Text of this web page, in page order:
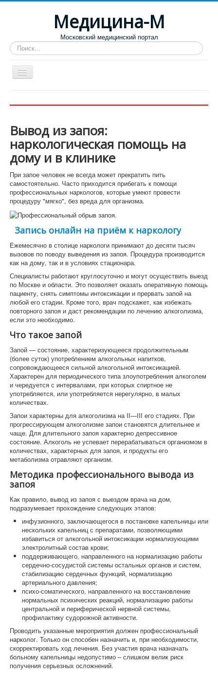
Медицина-М
Московский медицинский портал
Искать...
Роддома и женские консультации
Диспансеры
Лучшие специализированные клиники
Отзывы пациентов
Вывод из запоя:
наркологическая помощь на
дому и в клинике
При запое человек не всегда может прекратить пить
самостоятельно. Часто приходится прибегать к помощи
профессиональных наркологов, которые умеют провести
процедуру "мягко", без вреда для организма.
Запись онлайн на приём к наркологу
Ежемесячно в столице наркологи принимают до десяти тысяч
вызовов по поводу выведения из запоя. Процедура производится
как на дому, так и в условиях стационара.
Специалисты работают круглосуточно и могут осуществить выезд
по Москве и области. Это позволяет оказать оперативную помощь
пациенту, снять симптомы интоксикации и прервать запой на
любой его стадии. Кроме того, врач подскажет, как избежать
повторного запоя и даст рекомендации по лечению алкоголизма,
если это необходимо.
Что такое запой
Запой — состояние, характеризующееся продолжительным
(более суток) употреблением алкогольных напитков,
сопровождающееся сильной алкогольной интоксикацией.
Характерен для периодического типа злоупотребления алкоголем
и чередуется с интервалами, при которых спиртное не
употребляется, или употребляется нерегулярно, в малых
количествах.
Запои характерны для алкоголизма на II—III его стадиях. При
прогрессирующем алкоголизме запои становятся длительнее и
чаще. Для длительного запоя характерно депрессивное
состояние. Алкоголь не успевает перерабатываться организмом в
количествах, характерных для запоя, и продукты его
метаболизма отравляют организм.
Методика профессионального вывода из
запоя
Как правило, вывод из запоя с выездом врача на дом,
подразумевает прохождение следующих этапов:
инфузионного, заключающегося в постановке капельницы или
нескольких капельниц с препаратами, позволяющими
избавиться от алкогольной интоксикации нормализующими
электролитный состав крови;
поддерживающего, направленного на нормализацию работы
сердечно-сосудистой системы остальных органов и систем,
стабилизацию сердечных функций, нормализацию
артериального давления;
психо-соматического, направленного на восстановление
нормальных психических реакций, нормализацию работы
центральной и периферической нервной системы,
профилактику судорожной активности.
Проводить указанные мероприятия должен профессиональный
нарколог. Только он способен назначить и, при необходимости,
скорректировать ход лечения. Без участия врача назначать
больному капельницы недопустимо – слишком велик риск
получения серьезных осложнений.